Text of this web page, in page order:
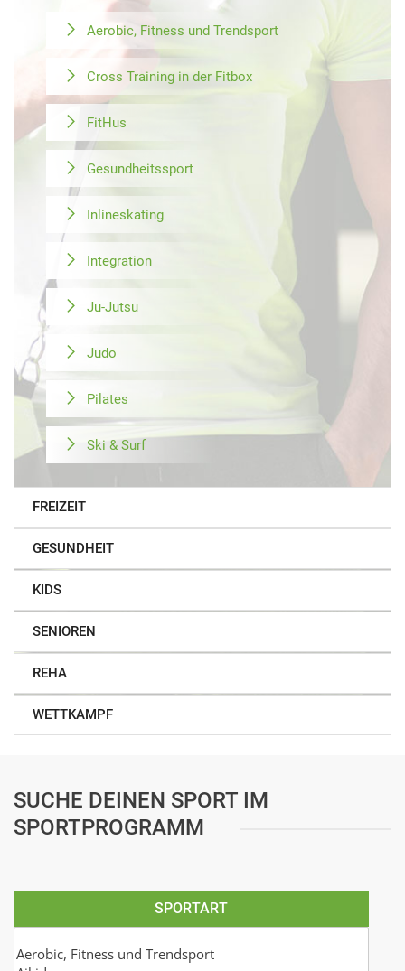
Aerobic, Fitness und Trendsport
Cross Training in der Fitbox
FitHus
Gesundheitssport
Inlineskating
Integration
Ju-Jutsu
Judo
Pilates
Ski & Surf
FREIZEIT
GESUNDHEIT
KIDS
SENIOREN
REHA
WETTKAMPF
SUCHE DEINEN SPORT IM
SPORTPROGRAMM
SPORTART